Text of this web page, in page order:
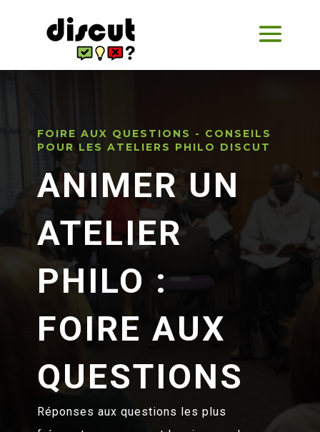
FOIRE AUX QUESTIONS - CONSEILS
POUR LES ATELIERS PHILO DISCUT
ANIMER UN
ATELIER
PHILO :
FOIRE AUX
QUESTIONS
Réponses aux questions les plus